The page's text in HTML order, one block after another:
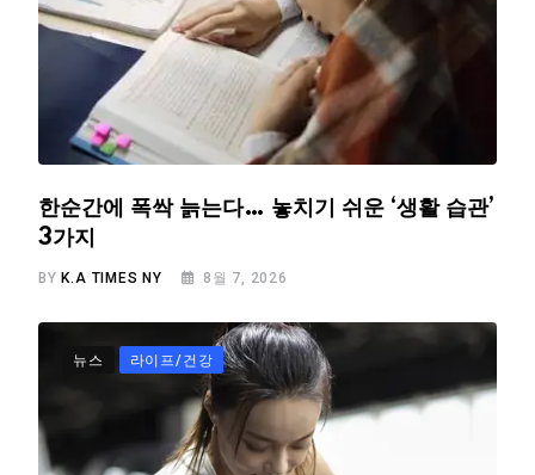
한순간에 폭싹 늙는다… 놓치기 쉬운 ‘생활 습관’
3가지
BY K.A TIMES NY 8월 7, 2026
뉴스 라이프/건강